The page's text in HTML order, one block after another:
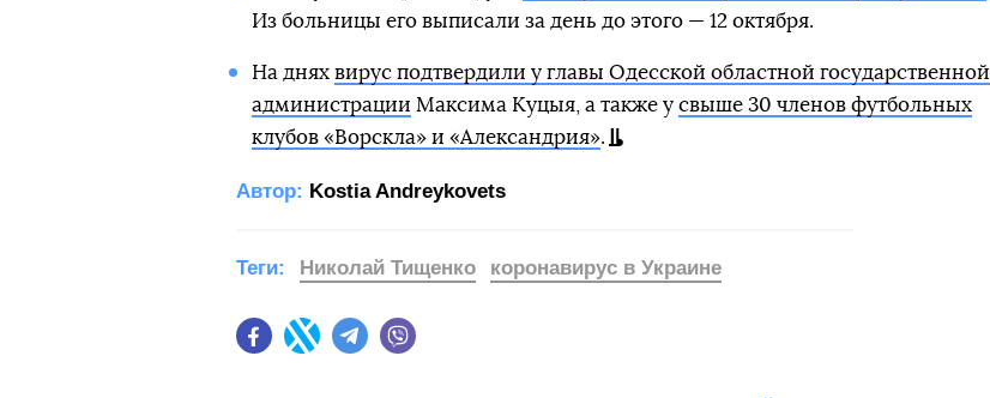
Из больницы его выписали за день до этого — 12 октября.
На днях вирус подтвердили у главы Одесской областной государственной
администрации Максима Куцыя, а также у свыше 30 членов футбольных
клубов «Ворскла» и «Александрия».
Автор: Kostia Andreykovets
FacebookTwitter Telegram
Теги: Николай Тищенко коронавирус в Украине